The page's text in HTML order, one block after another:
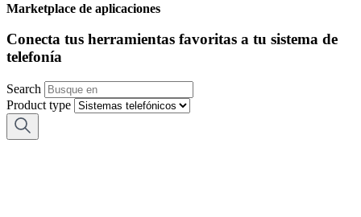
Marketplace de aplicaciones
Conecta tus herramientas favoritas a tu sistema de
telefonía
Search
Product type